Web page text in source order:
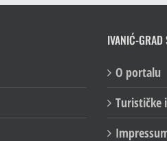
IVANIĆ-GRAD
O portalu
Turističke